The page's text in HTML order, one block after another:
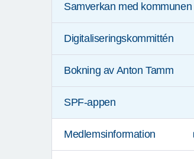
Samverkan med kommunen
Digitaliseringskommittén
Bokning av Anton Tamm
SPF-appen
Medlemsinformation